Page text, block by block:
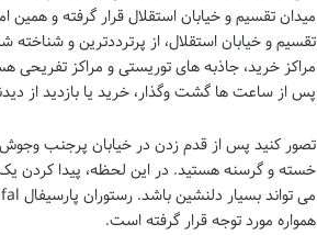
میدان تقسیم و خیابان استقلال قرار گرفته و
تقسیم و خیابان استقلال، از پرترددترین و
مراکز خرید، جاذبه های توریستی و مراکز تفریحی
پس از ساعت ها گشت وگذار، خرید یا بازدید از
تصور کنید پس از قدم زدن در خیابان پرجنب وجوش
خسته و گرسنه هستید. در این لحظه، پیدا کردن یک
همواره مورد توجه قرار گرفته است.